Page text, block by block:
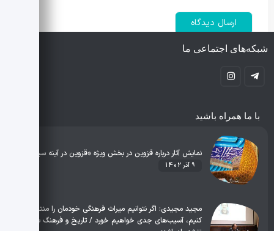
شبکه‌های اجتماعی ما
با ما همراه باشید
نمایش آثار درباره قزوین در بخش ویژه‌ «قزوین در آینه سینما»
9 آذر 1402
مجید مجیدی: اگر نتوانیم میراث فرهنگی خودمان را منتقل
کنیم، آسیب‌های جدی خواهیم خورد / تاریخ و فرهنگ باید